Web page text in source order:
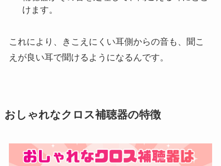
けます。
これにより、きこえにくい耳側からの音も、聞こ
えが良い耳で聞けるようになるんです。
おしゃれなクロス補聴器の特徴